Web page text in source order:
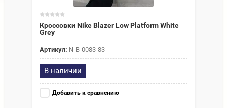
Кроссовки Nike Blazer Low Platform White
Grey
Артикул: N-В-0083-83
В наличии
Добавить к сравнению